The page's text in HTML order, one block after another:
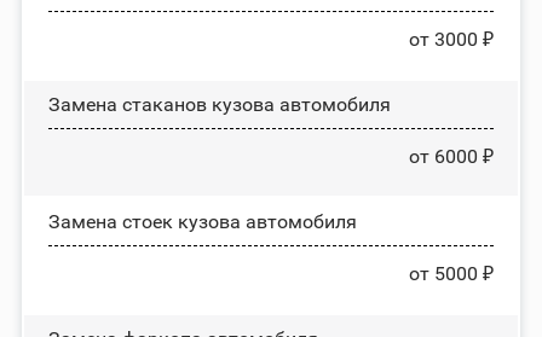
от 3000 ₽
Замена стаканов кузова автомобиля
от 6000 ₽
Замена стоек кузова автомобиля
от 5000 ₽